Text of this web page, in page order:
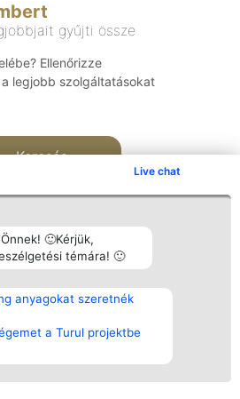
Live chat
🙂Kérjük,
témára! 🙂
anyagokat szeretnék
a Turul projektbe
gyűjti össze
Ellenőrizze
legjobb szolgáltatásokat
Keresés
Népszavazás
Nyertesek
listája
Státusz
Elérhetőség
Elérhetőség